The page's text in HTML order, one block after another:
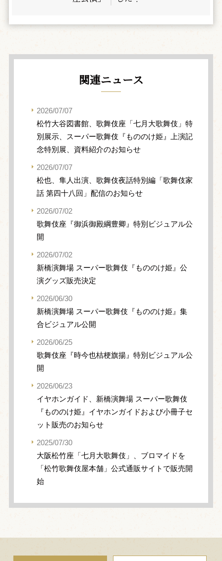
関連ニュース
2026/07/07
松竹大谷図書館、歌舞伎座「七月大歌舞伎」特
別展示、スーパー歌舞伎『もののけ姫』上演記
念特別展、資料紹介のお知らせ
2026/07/07
松也、隼人出演、歌舞伎夜話特別編「歌舞伎家
話 第四十八回」配信のお知らせ
2026/07/02
歌舞伎座『御浜御殿綱豊卿』特別ビジュアル公
開
2026/07/02
新橋演舞場 スーパー歌舞伎『もののけ姫』公
演グッズ販売決定
2026/06/30
新橋演舞場 スーパー歌舞伎『もののけ姫』集
合ビジュアル公開
2026/06/25
歌舞伎座『時今也桔梗旗揚』特別ビジュアル公
開
2026/06/23
イヤホンガイド、新橋演舞場 スーパー歌舞伎
『もののけ姫』イヤホンガイドおよび小冊子セ
ット販売のお知らせ
2025/07/30
大阪松竹座「七月大歌舞伎」、ブロマイドを
「松竹歌舞伎屋本舗」公式通販サイトで販売開
始